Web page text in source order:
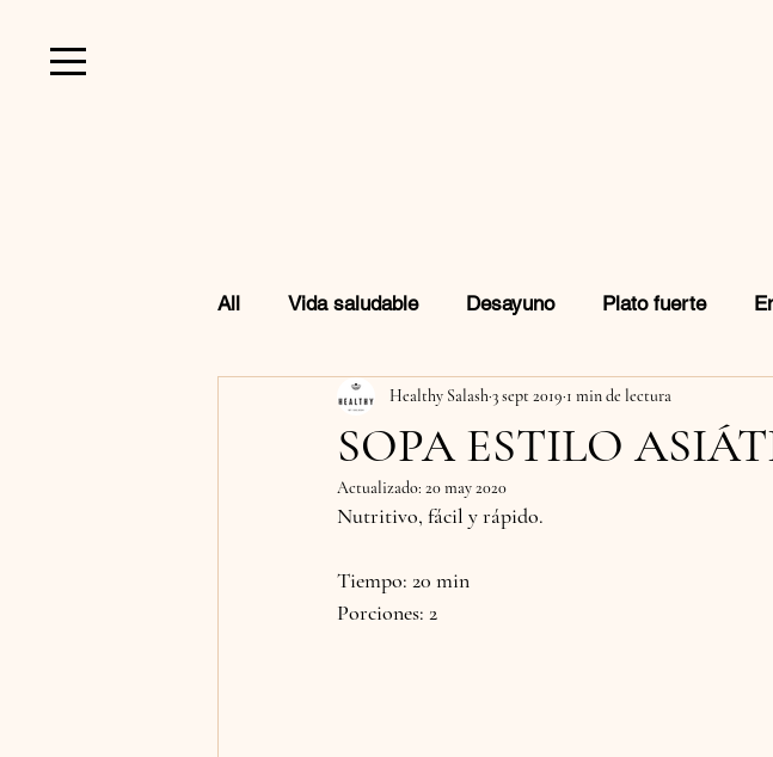
All Vida saludable Desayuno Plato fuerte
Favoritos de Amazon Bebidas Snacks
SOPA ESTILO
Healthy Salash3 sept 2019 1 min de lectura
Actualizado: 20 may 2020
Nutritivo, fácil y rápido.
Tiempo: 20 min
Porciones: 2